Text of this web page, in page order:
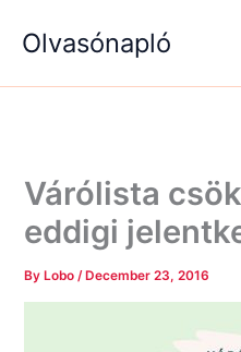
Olvasónapló
Várólista
eddigi
By Lobo/ December 23, 2016
e
a
é
g
k
é
g
k